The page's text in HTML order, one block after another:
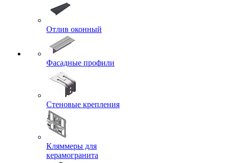
Отлив оконный
Фасадные профили
Стеновые крепления
Кляммеры для
керамогранита